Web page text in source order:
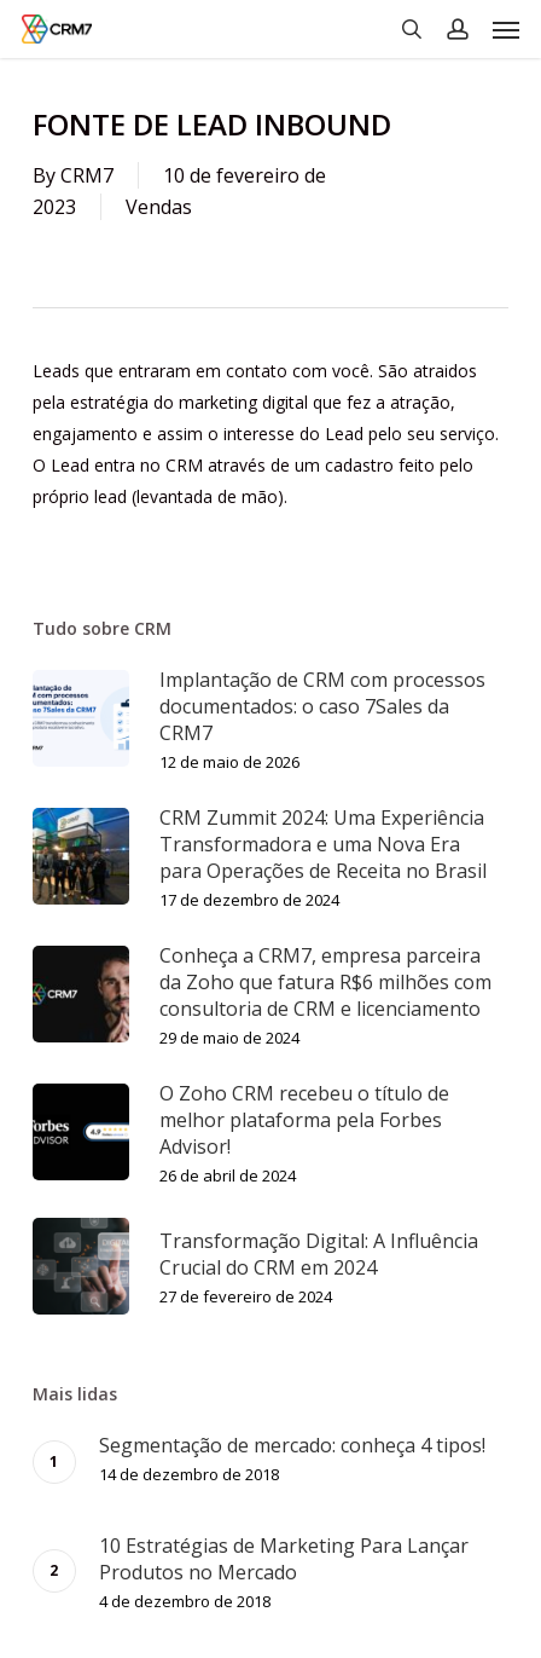
Skip
FONTE DE LEAD INBOUND
ByCRM7
10 de fevereiro de
2023
Vendas
Leads que entraram em contato com você. São atraidos
pela estratégia do marketing digital que fez a atração,
engajamento e assim o interesse do Lead pelo seu serviço.
O Lead entra no CRM através de um cadastro feito pelo
próprio lead (levantada de mão).
Tudo sobre CRM
Implantação de CRM com processos
documentados: o caso 7Sales da
CRM7
12 de maio de 2026
CRM Zummit 2024: Uma Experiência
Transformadora e uma Nova Era
para Operações de Receita no Brasil
17 de dezembro de 2024
Conheça a CRM7, empresa parceira
da Zoho que fatura R$6 milhões com
consultoria de CRM e licenciamento
29 de maio de 2024
O Zoho CRM recebeu o título de
melhor plataforma pela Forbes
Advisor!
26 de abril de 2024
Transformação Digital: A Influência
Crucial do CRM em 2024
27 de fevereiro de 2024
Mais lidas
Segmentação de mercado: conheça 4 tipos!
14 de dezembro de 2018
10 Estratégias de Marketing Para Lançar
Produtos no Mercado
4 de dezembro de 2018